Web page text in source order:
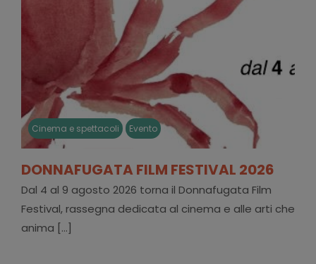
Cinema e spettacoli Evento
DONNAFUGATA FILM FESTIVAL 2026
Dal 4 al 9 agosto 2026 torna il Donnafugata Film
Festival, rassegna dedicata al cinema e alle arti che
anima [...]